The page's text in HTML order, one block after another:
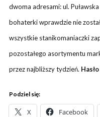
dwoma adresami: ul.
bohaterki wprawdzie nie
wszystkie stanikomaniaczki
pozostałego asortymentu
przez najbliższy tydzień.
Podziel się:
X Facebook